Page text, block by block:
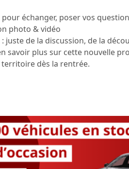
échanger, poser vos
photo & vidéo
juste de la discussion, de la
savoir plus sur cette nouvelle
dès la rentrée.